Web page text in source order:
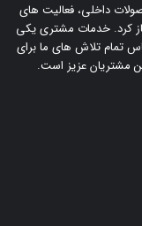
داخلی، فعالیت های
کرد. خدمات مشتری یکی
تمام تلاش های ما برای
مشتریان عزیز است.